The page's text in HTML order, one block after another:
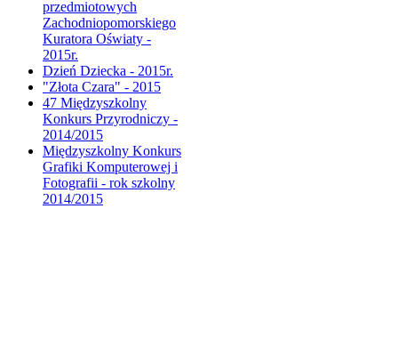
przedmiotowych
Zachodniopomorskiego
Kuratora Oświaty -
2015r.
Dzień Dziecka - 2015r.
"Złota Czara" - 2015
47 Międzyszkolny
Konkurs Przyrodniczy -
2014/2015
Międzyszkolny Konkurs
Grafiki Komputerowej i
Fotografii - rok szkolny
2014/2015